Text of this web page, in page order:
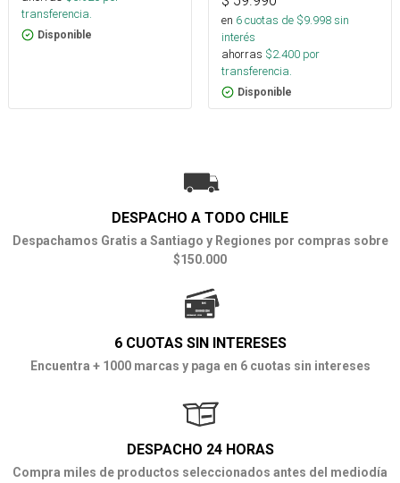
transferencia.
Disponible
en 6cuotas de $9.998sin
interés
ahorras $2.400 por
transferencia.
Disponible
DESPACHO A TODO CHILE
Despachamos Gratis a Santiago y Regiones por compras sobre
$150.000
6 CUOTAS SIN INTERESES
Encuentra + 1000 marcas y paga en 6 cuotas sin intereses
DESPACHO 24 HORAS
Compra miles de productos seleccionados antes del mediodía